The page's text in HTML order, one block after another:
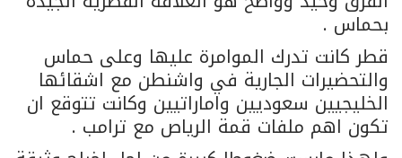
بحماس .
قطر كانت تدرك الموامرة عليها وعلى حماس
والتحضيرات الجارية في واشنطن مع اشقائها
الخليجيين سعوديين واماراتيين وكانت تتوقع ان
تكون اهم ملفات قمة الرياص مع ترامب .